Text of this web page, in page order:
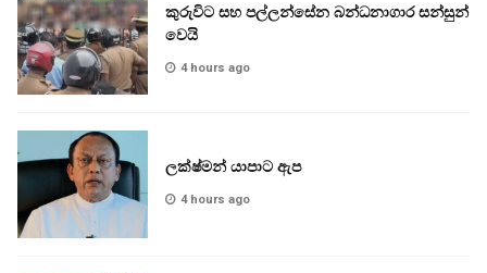
කුරුවිට සහ පල්ලන්සේන බන්ධනාගාර සන්සුන්
වෙයි
4 hours ago
ලක්ෂ්මන් යාපාට ඇප
4 hours ago